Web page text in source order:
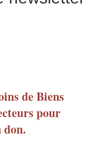
de Biens
pour